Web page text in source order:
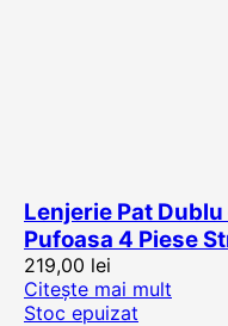
Lenjerie Pat
Pufoasa 4 Piese
219,00 lei
Citește mai mult
Stoc epuizat